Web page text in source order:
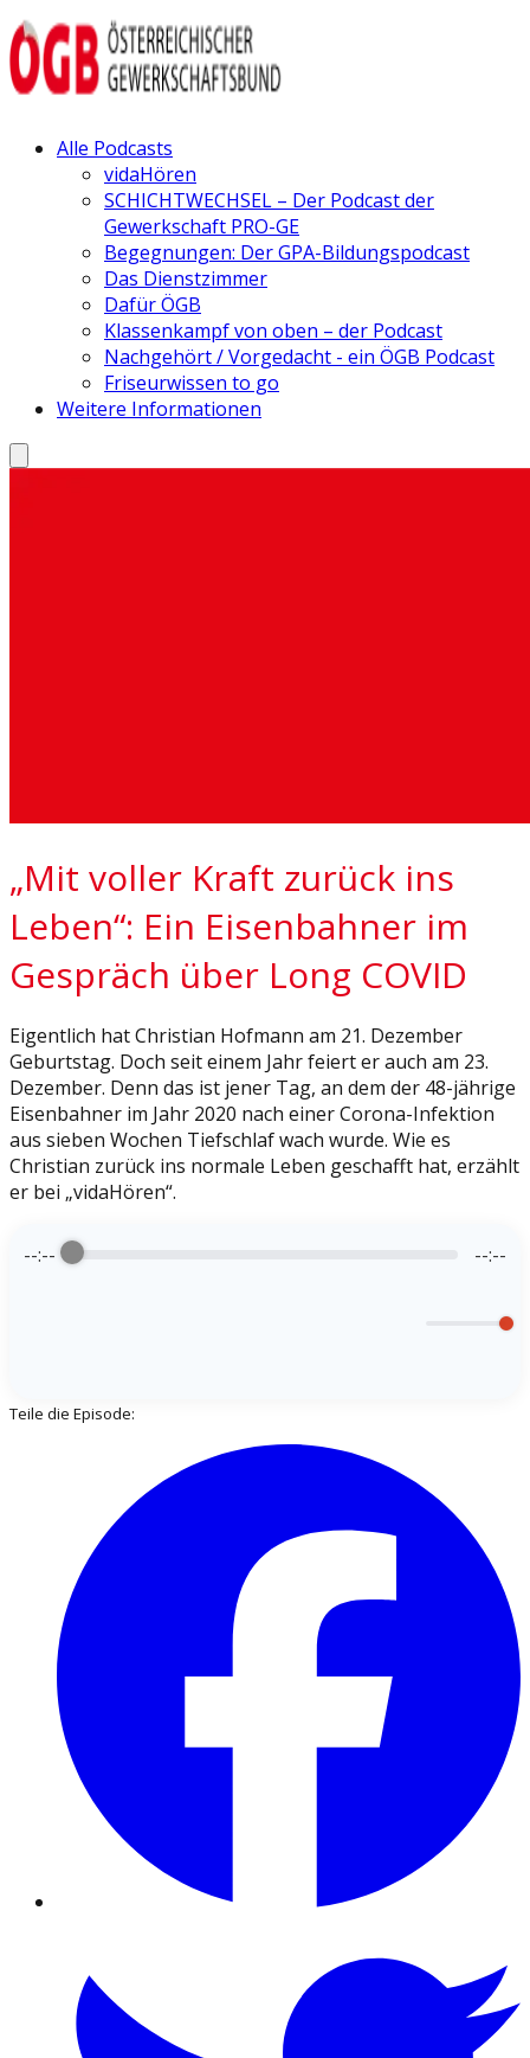
Alle Podcasts
vidaHören
SCHICHTWECHSEL – Der Podcast der
Gewerkschaft PRO-GE
Begegnungen: Der GPA-Bildungspodcast
Das Dienstzimmer
Dafür ÖGB
Klassenkampf von oben – der Podcast
Nachgehört / Vorgedacht - ein ÖGB Podcast
Friseurwissen to go
Weitere Informationen
„Mit voller Kraft zurück ins
Leben“: Ein Eisenbahner im
Gespräch über Long COVID
Eigentlich hat Christian Hofmann am 21. Dezember
Geburtstag. Doch seit einem Jahr feiert er auch am 23.
Dezember. Denn das ist jener Tag, an dem der 48-jährige
Eisenbahner im Jahr 2020 nach einer Corona-Infektion
aus sieben Wochen Tiefschlaf wach wurde. Wie es
Christian zurück ins normale Leben geschafft hat, erzählt
er bei „vidaHören“.
--:-- --:--
Teile die Episode: